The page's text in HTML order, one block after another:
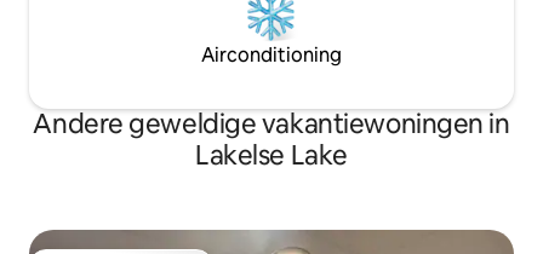
Airconditioning
Andere geweldige vakantiewoningen in
Lakelse Lake